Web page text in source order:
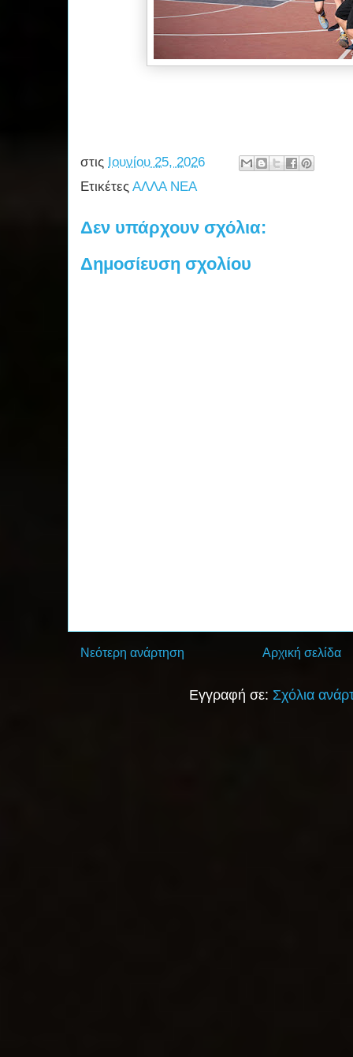
στις Ιουνίου 25, 2026
Ετικέτες ΑΛΛΑ ΝΕΑ
Δεν υπάρχουν σχόλια:
Δημοσίευση σχολίου
Νεότερη ανάρτηση Αρχική σελίδα
Εγγραφή σε: Σχόλια